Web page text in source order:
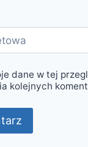
dane w tej
kolejnych